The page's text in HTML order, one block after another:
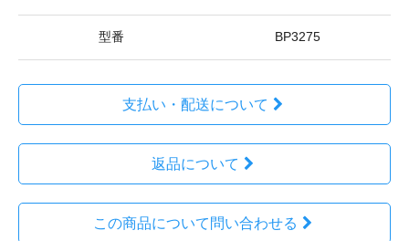
型番 BP3275
支払い・配送について
返品について
この商品について問い合わせる